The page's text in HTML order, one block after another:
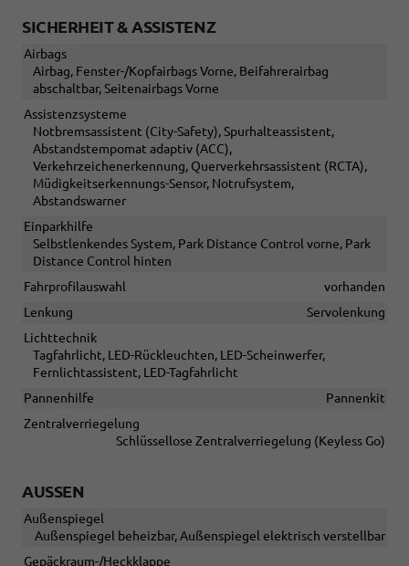
SICHERHEIT & ASSISTENZ
Airbags
Airbag, Fenster-/Kopfairbags Vorne, Beifahrerairbag
abschaltbar, Seitenairbags Vorne
Assistenzsysteme
Notbremsassistent (City-Safety), Spurhalteassistent,
Abstandstempomat adaptiv (ACC),
Verkehrzeichenerkennung, Querverkehrsassistent (RCTA),
Müdigkeitserkennungs-Sensor, Notrufsystem,
Abstandswarner
Einparkhilfe
Selbstlenkendes System, Park Distance Control vorne, Park
Distance Control hinten
Fahrprofilauswahl
vorhanden
Lenkung
Servolenkung
Lichttechnik
Tagfahrlicht, LED-Rückleuchten, LED-Scheinwerfer,
Fernlichtassistent, LED-Tagfahrlicht
Pannenhilfe
Pannenkit
Zentralverriegelung
Schlüssellose Zentralverriegelung (Keyless Go)
AUSSEN
Außenspiegel
Außenspiegel beheizbar, Außenspiegel elektrisch verstellbar
Gepäckraum-/Heckklappe